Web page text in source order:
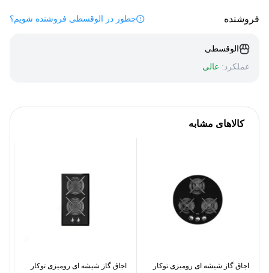
فروشنده چطور در الوقسطی فروشنده شویم؟
الوقسطی
عملکرد: عالی
کالاهای مشابه
اجاق گاز شیشه ای رومیزی توکار
اجاق گاز شیشه ای رومیزی توکار